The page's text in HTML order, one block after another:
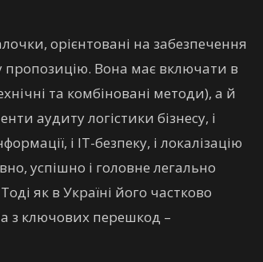
орієнтовані на забезпечення
пропозицію. Вона має включати в
та комбіновані методи), а й
аудиту логістики бізнесу, і
і IT-безпеку, і локалізацію
успішно і головне легально
як в Україні його частково
з ключових перешкод –